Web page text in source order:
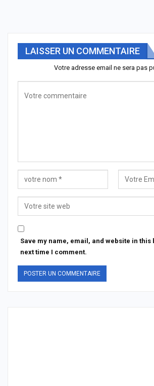
LAISSER UN COMMENTAIRE
Votre adresse email ne sera pas
Save my name, email, and website in
next time I comment.